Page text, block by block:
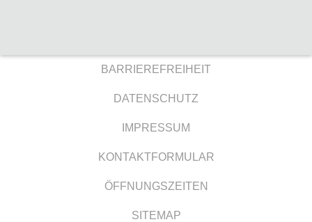
BARRIEREFREIHEIT
DATENSCHUTZ
IMPRESSUM
KONTAKTFORMULAR
ÖFFNUNGSZEITEN
SITEMAP